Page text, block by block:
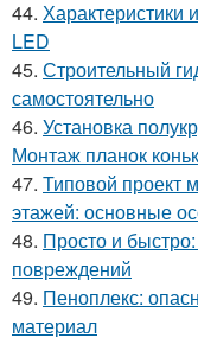
44. Характеристики
LED
45. Строительный
самостоятельно
46. Установка
Монтаж планок
47. Типовой проект
этажей: основные
48. Просто и
повреждений
49. Пеноплекс:
материал